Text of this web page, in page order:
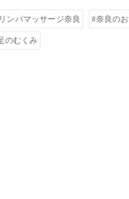
ンパマッサージ奈良 #奈良の
のむくみ